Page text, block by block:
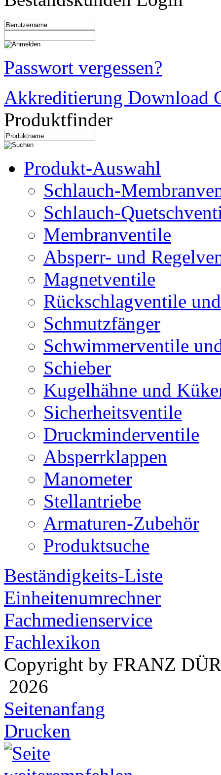
Passwort vergessen?
Akkreditierung Download
Produktfinder
Produkt-Auswahl
Schlauch-
Schlauch-
Membranventile
Absperr- und
Magnetventile
Rückschlagventile
Schmutzfänger
Schwimmerventile
Schieber
Kugelhähne und
Sicherheitsventile
Druckminderventile
Absperrklappen
Manometer
Stellantriebe
Armaturen-Zubehör
Produktsuche
Beständigkeits-Liste
Einheitenumrechner
Fachmedienservice
Fachlexikon
Copyright by FRANZ
2026
Seitenanfang
Drucken